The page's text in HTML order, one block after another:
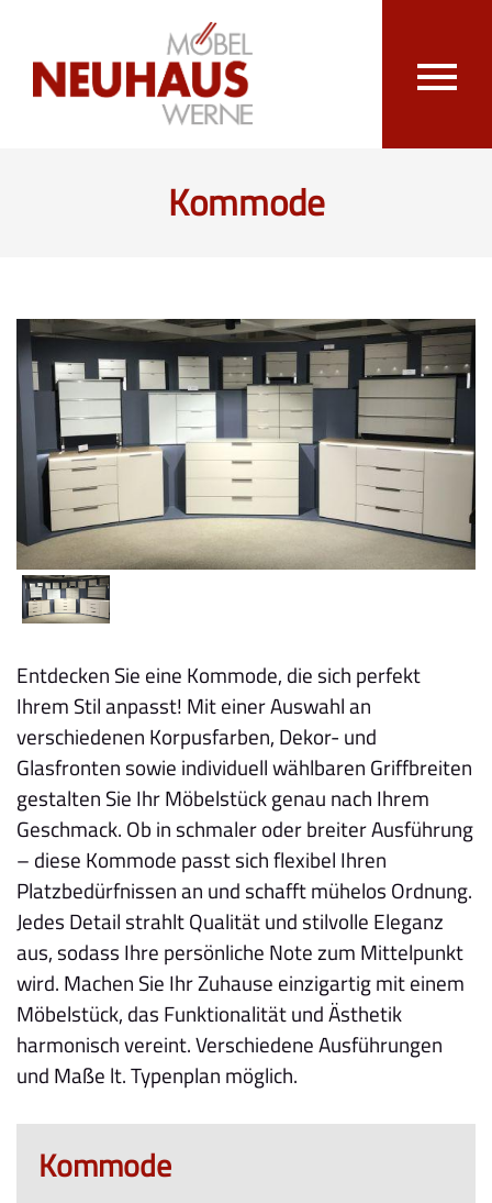
Kommode
Entdecken Sie eine Kommode, die sich perfekt
Ihrem Stil anpasst! Mit einer Auswahl an
verschiedenen Korpusfarben, Dekor- und
Glasfronten sowie individuell wählbaren Griffbreiten
gestalten Sie Ihr Möbelstück genau nach Ihrem
Geschmack. Ob in schmaler oder breiter Ausführung
– diese Kommode passt sich flexibel Ihren
Platzbedürfnissen an und schafft mühelos Ordnung.
Jedes Detail strahlt Qualität und stilvolle Eleganz
aus, sodass Ihre persönliche Note zum Mittelpunkt
wird. Machen Sie Ihr Zuhause einzigartig mit einem
Möbelstück, das Funktionalität und Ästhetik
harmonisch vereint. Verschiedene Ausführungen
und Maße lt. Typenplan möglich.
Kommode